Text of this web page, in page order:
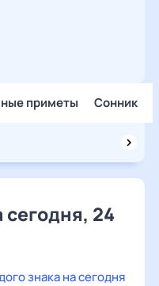
приметы Сонник
24
знака на сегодня